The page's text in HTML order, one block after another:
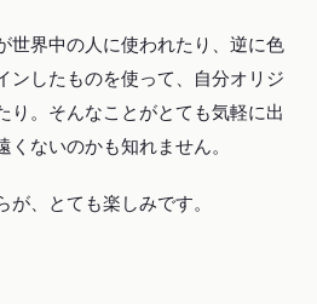
世界中の人に使われたり、逆に色
ンしたものを使って、自分オリジ
り。そんなことがとても気軽に出
ないのかも知れません。
、とても楽しみです。